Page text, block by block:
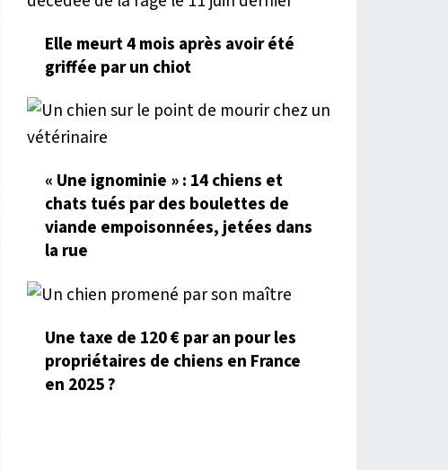
Elle meurt 4 mois après avoir été
griffée par un chiot
« Une ignominie » : 14 chiens et
chats tués par des boulettes de
viande empoisonnées, jetées dans
la rue
Une taxe de 120 € par an pour les
propriétaires de chiens en France
en 2025 ?